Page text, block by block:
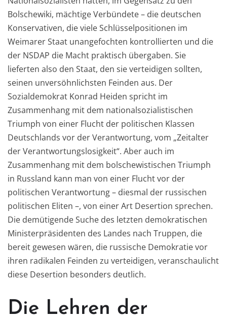
Bolschewiki, mächtige Verbündete – die deutschen
Konservativen, die viele Schlüsselpositionen im
Weimarer Staat unangefochten kontrollierten und die
der NSDAP die Macht praktisch übergaben. Sie
lieferten also den Staat, den sie verteidigen sollten,
seinen unversöhnlichsten Feinden aus. Der
Sozialdemokrat Konrad Heiden spricht im
Zusammenhang mit dem nationalsozialistischen
Triumph von einer Flucht der politischen Klassen
Deutschlands vor der Verantwortung, vom „Zeitalter
der Verantwortungslosigkeit“. Aber auch im
Zusammenhang mit dem bolschewistischen Triumph
in Russland kann man von einer Flucht vor der
politischen Verantwortung – diesmal der russischen
politischen Eliten –, von einer Art Desertion sprechen.
Die demütigende Suche des letzten demokratischen
Ministerpräsidenten des Landes nach Truppen, die
bereit gewesen wären, die russische Demokratie vor
ihren radikalen Feinden zu verteidigen, veranschaulicht
diese Desertion besonders deutlich.
Die Lehren der